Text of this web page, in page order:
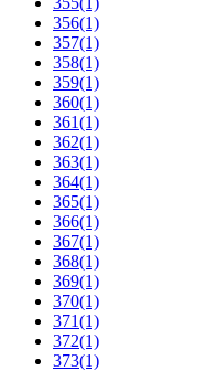
356(1)
357(1)
358(1)
359(1)
360(1)
361(1)
362(1)
363(1)
364(1)
365(1)
366(1)
367(1)
368(1)
369(1)
370(1)
371(1)
372(1)
373(1)